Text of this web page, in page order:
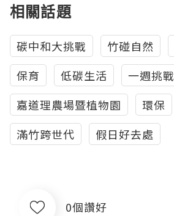
相關話題
碳中和大挑戰 竹碰自然
保育
低碳生活 一週挑戰
嘉道理農場暨植物園
環保
滿竹跨世代
假日好去處
0個讚好